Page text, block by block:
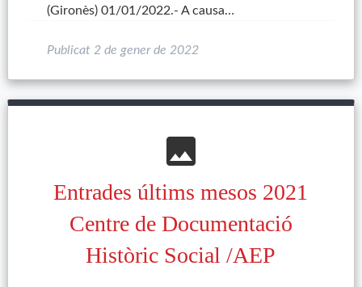
(Gironès) 01/01/2022.- A causa…
Publicat 2 de gener de 2022
image
Entrades últims mesos 2021
Centre de Documentació
Històric Social /AEP